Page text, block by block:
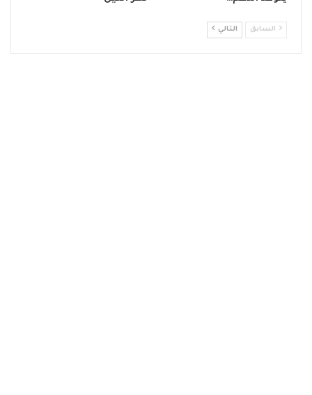
السابق التالي